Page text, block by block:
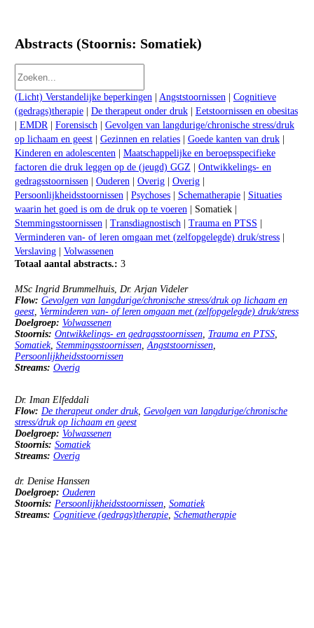
Abstracts (Stoornis: Somatiek)
(Licht) Verstandelijke beperkingen Angststoornissen
Cognitieve
(gedrags)therapie| De therapeut onder druk| Eetstoornissen en obesitas
EMDR Forensisch
Gevolgen van langdurige/chronische stress/druk
op lichaam en geest| Gezinnen en relaties| Goede kanten van druk|
Kinderen en adolescenten
Maatschappelijke en beroepsspecifieke
factoren die druk leggen op de (jeugd) GGZ
Ontwikkelings- en
gedragsstoornissen
Ouderen Overig| Overig|
Persoonlijkheidsstoornissen
Psychoses| Schematherapie| Situaties
waarin het goed is om de druk op te voeren | Somatiek |
Stemmingsstoornissen
Transdiagnostisch Trauma en PTSS
Verminderen van- of leren omgaan met (zelfopgelegde) druk/stress|
Verslaving| Volwassenen
Totaal aantal abstracts.: 3
MSc Ingrid Brummelhuis, Dr. Arjan Videler
Flow: Gevolgen van langdurige/chronische stress/druk op lichaam en
geest, Verminderen van- of leren omgaan met (zelfopgelegde) druk/stress
Doelgroep: Volwassenen
Stoornis: Ontwikkelings- en gedragsstoornissen, Trauma en PTSS,
Somatiek, Stemmingsstoornissen, Angststoornissen,
Persoonlijkheidsstoornissen
Streams: Overig
Dr. Iman Elfeddali
Flow: De therapeut onder druk, Gevolgen van langdurige/chronische
stress/druk op lichaam en geest
Doelgroep: Volwassenen
Stoornis: Somatiek
Streams: Overig
dr. Denise Hanssen
Doelgroep: Ouderen
Stoornis: Persoonlijkheidsstoornissen, Somatiek
Streams: Cognitieve (gedrags)therapie, Schematherapie